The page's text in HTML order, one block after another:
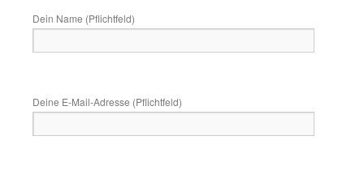
Dein Name (Pflichtfeld)
Deine E-Mail-Adresse (Pflichtfeld)